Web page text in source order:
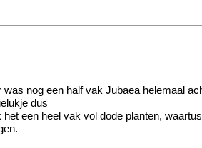
nog een half vak Jubaea helemaal
dus
een heel vak vol dode planten,